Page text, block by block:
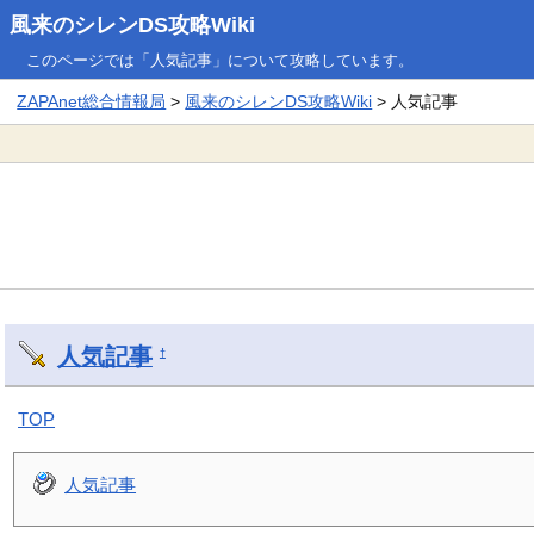
風来のシレンDS攻略Wiki
このページでは「人気記事」について攻略しています。
ZAPAnet総合情報局 > 風来のシレンDS攻略Wiki > 人気記事
人気記事 †
TOP
人気記事